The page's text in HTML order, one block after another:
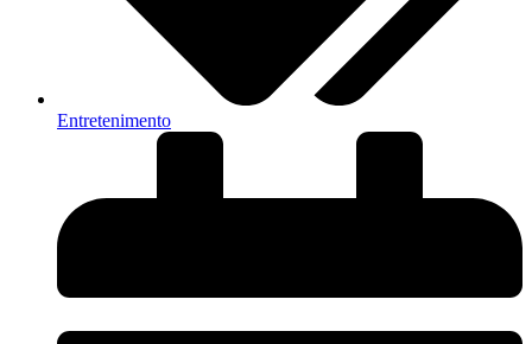
Entretenimento